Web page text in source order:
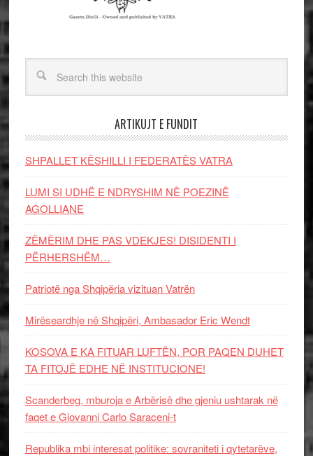
ARTIKUJT E FUNDIT
SHPALLET KËSHILLI I FEDERATËS VATRA
LUMI SI UDHË E NDRYSHIM NË POEZINË
AGOLLIANE
ZËMËRIM DHE PAS VDEKJES! DISIDENTI I
PËRHERSHËM…
Patriotë nga Shqipëria vizituan Vatrën
Mirëseardhje në Shqipëri, Ambasador Eric Wendt
KOSOVA E KA FITUAR LUFTËN, POR PAQEN DUHET
TA FITOJË EDHE NË INSTITUCIONE!
Scanderbeg, mburoja e Arbërisë dhe gjeniu ushtarak në
faqet e Giovanni Carlo Saraceni-t
Republika mbi interesat politike: sovraniteti i qytetarëve,